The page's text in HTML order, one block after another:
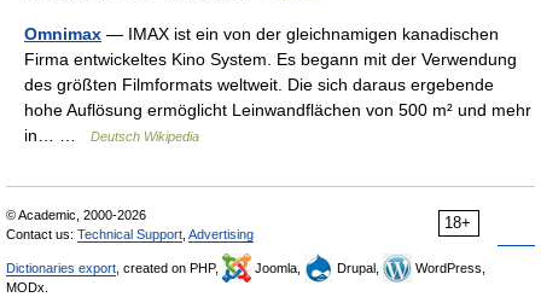
Omnimax — IMAX ist ein von der gleichnamigen kanadischen
Firma entwickeltes Kino System. Es begann mit der Verwendung
des größten Filmformats weltweit. Die sich daraus ergebende
hohe Auflösung ermöglicht Leinwandflächen von 500 m² und mehr
in… …
Deutsch Wikipedia
18+
© Academic, 2000-2026
Contact us: Technical Support Advertising
Dictionaries export , created on PHP, Joomla, Drupal,
WordPress,
MODx.